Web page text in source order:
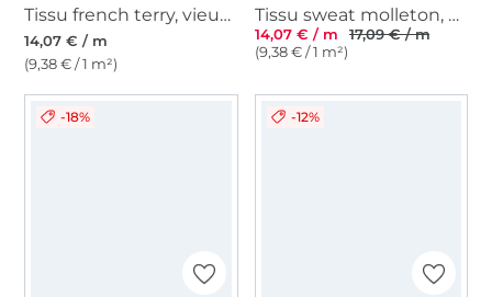
Tissu french terry, vieux rose
14,07 € / m
(9,38 € / 1 m²)
Tissu sweat molleton, baby bleu
14,07 € / m
17,09 € / m
(9,38 € / 1 m²)
-18% -12%